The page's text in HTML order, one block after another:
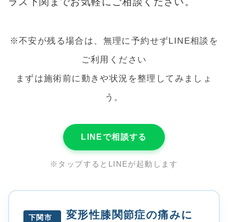
※不安が残る場合は、無理に予約せずLINE相談を
ご利用ください
まずは施術前に動きや状況を整理してみましょ
う。
LINEで相談する
※タップするとLINEが起動します
下関市
変形性膝関節症の痛みに